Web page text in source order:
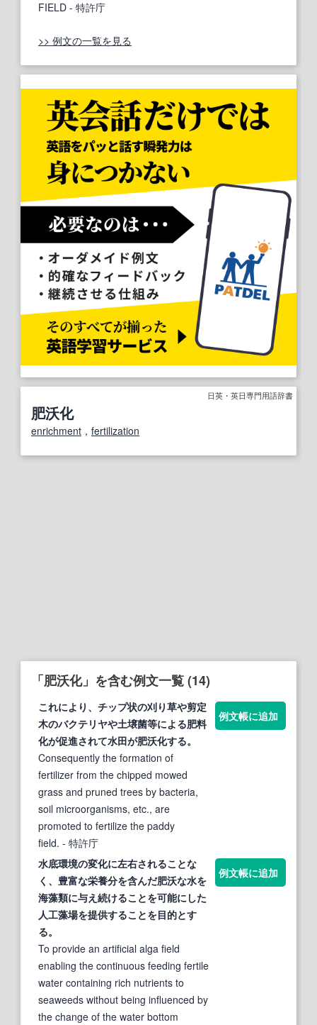
FIELD - 特許庁
>> 例文の一覧を見る
日英・英日専門用語辞書
肥沃化
enrichment ， fertilization
「肥沃化」を含む例文一覧 (14)
これにより、チップ状の刈り草や剪定
木のバクテリヤや土壌菌等による肥料
化が促進されて水田が肥沃化する。
Consequently the formation of
fertilizer from the chipped mowed
grass and pruned trees by bacteria,
soil microorganisms, etc., are
promoted to fertilize the paddy
field. - 特許庁
例文帳に追加
水底環境の変化に左右されることな
く、豊富な栄養分を含んだ肥沃な水を
海藻類に与え続けることを可能にした
人工藻場を提供することを目的とす
る。
To provide an artificial alga field
enabling the continuous feeding fertile
water containing rich nutrients to
seaweeds without being influenced by
the change of the water bottom
例文帳に追加